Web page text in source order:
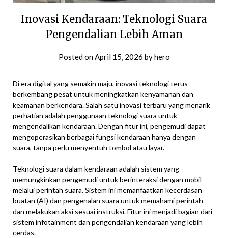
Inovasi Kendaraan: Teknologi Suara
Pengendalian Lebih Aman
Posted onApril 15, 2026 byhero
Di era digital yang semakin maju, inovasi teknologi terus
berkembang pesat untuk meningkatkan kenyamanan dan
keamanan berkendara. Salah satu inovasi terbaru yang menarik
perhatian adalah penggunaan teknologi suara untuk
mengendalikan kendaraan. Dengan fitur ini, pengemudi dapat
mengoperasikan berbagai fungsi kendaraan hanya dengan
suara, tanpa perlu menyentuh tombol atau layar.
Teknologi suara dalam kendaraan adalah sistem yang
memungkinkan pengemudi untuk berinteraksi dengan mobil
melalui perintah suara. Sistem ini memanfaatkan kecerdasan
buatan (AI) dan pengenalan suara untuk memahami perintah
dan melakukan aksi sesuai instruksi. Fitur ini menjadi bagian dari
sistem infotainment dan pengendalian kendaraan yang lebih
cerdas.